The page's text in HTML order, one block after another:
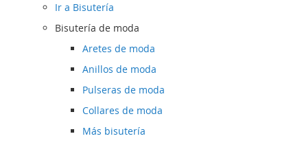
Ir a Bisutería
Bisutería de moda
Aretes de moda
Anillos de moda
Pulseras de moda
Collares de moda
Más bisutería